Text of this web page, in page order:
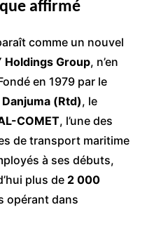
affirmé
comme un nouvel
Holdings Group, n’en
en 1979 par le
(Rtd), le
COMET, l’une des
de transport maritime
à ses débuts,
plus de 2 000
opérant dans